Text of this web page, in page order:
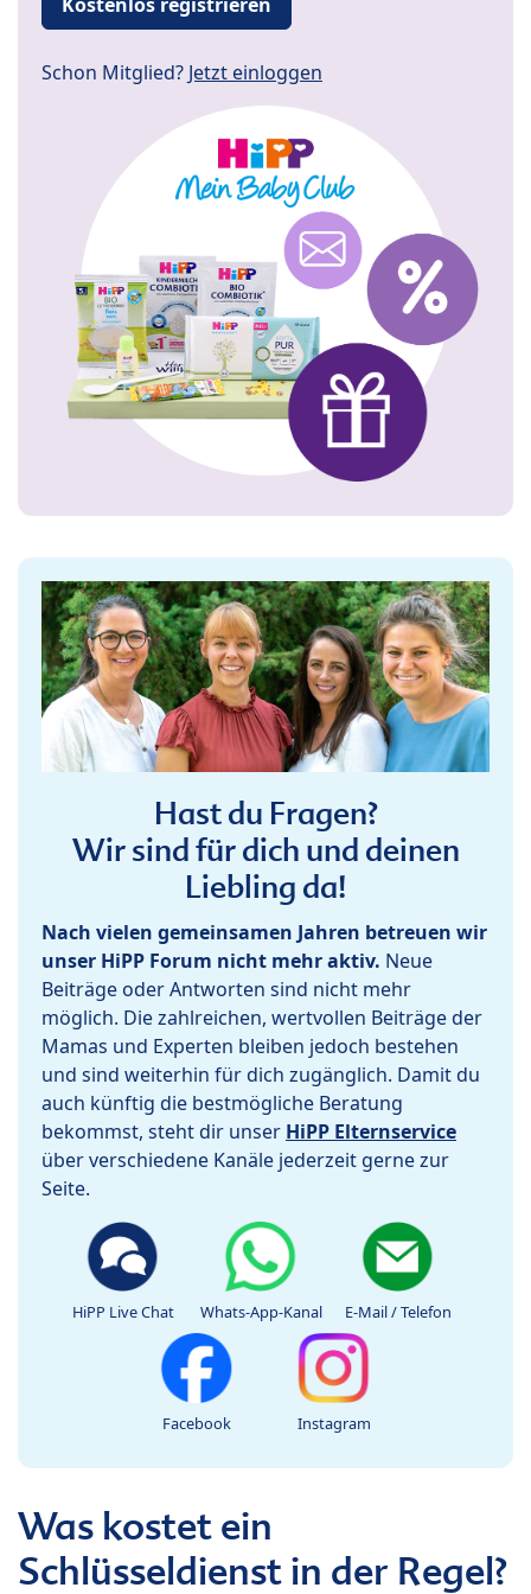
Schon Mitglied? Jetzt einloggen
Hast du Fragen?
Wir sind für dich und deinen
Liebling da!
Nach vielen gemeinsamen Jahren betreuen wir
unser HiPP Forum nicht mehr aktiv. Neue
Beiträge oder Antworten sind nicht mehr
möglich. Die zahlreichen, wertvollen Beiträge der
Mamas und Experten bleiben jedoch bestehen
und sind weiterhin für dich zugänglich. Damit du
auch künftig die bestmögliche Beratung
bekommst, steht dir unser HiPP Elternservice
über verschiedene Kanäle jederzeit gerne zur
Seite.
HiPP Live Chat Whats-App-Kanal E-Mail / Telefon
Facebook Instagram
Was kostet ein
Schlüsseldienst in der Regel?